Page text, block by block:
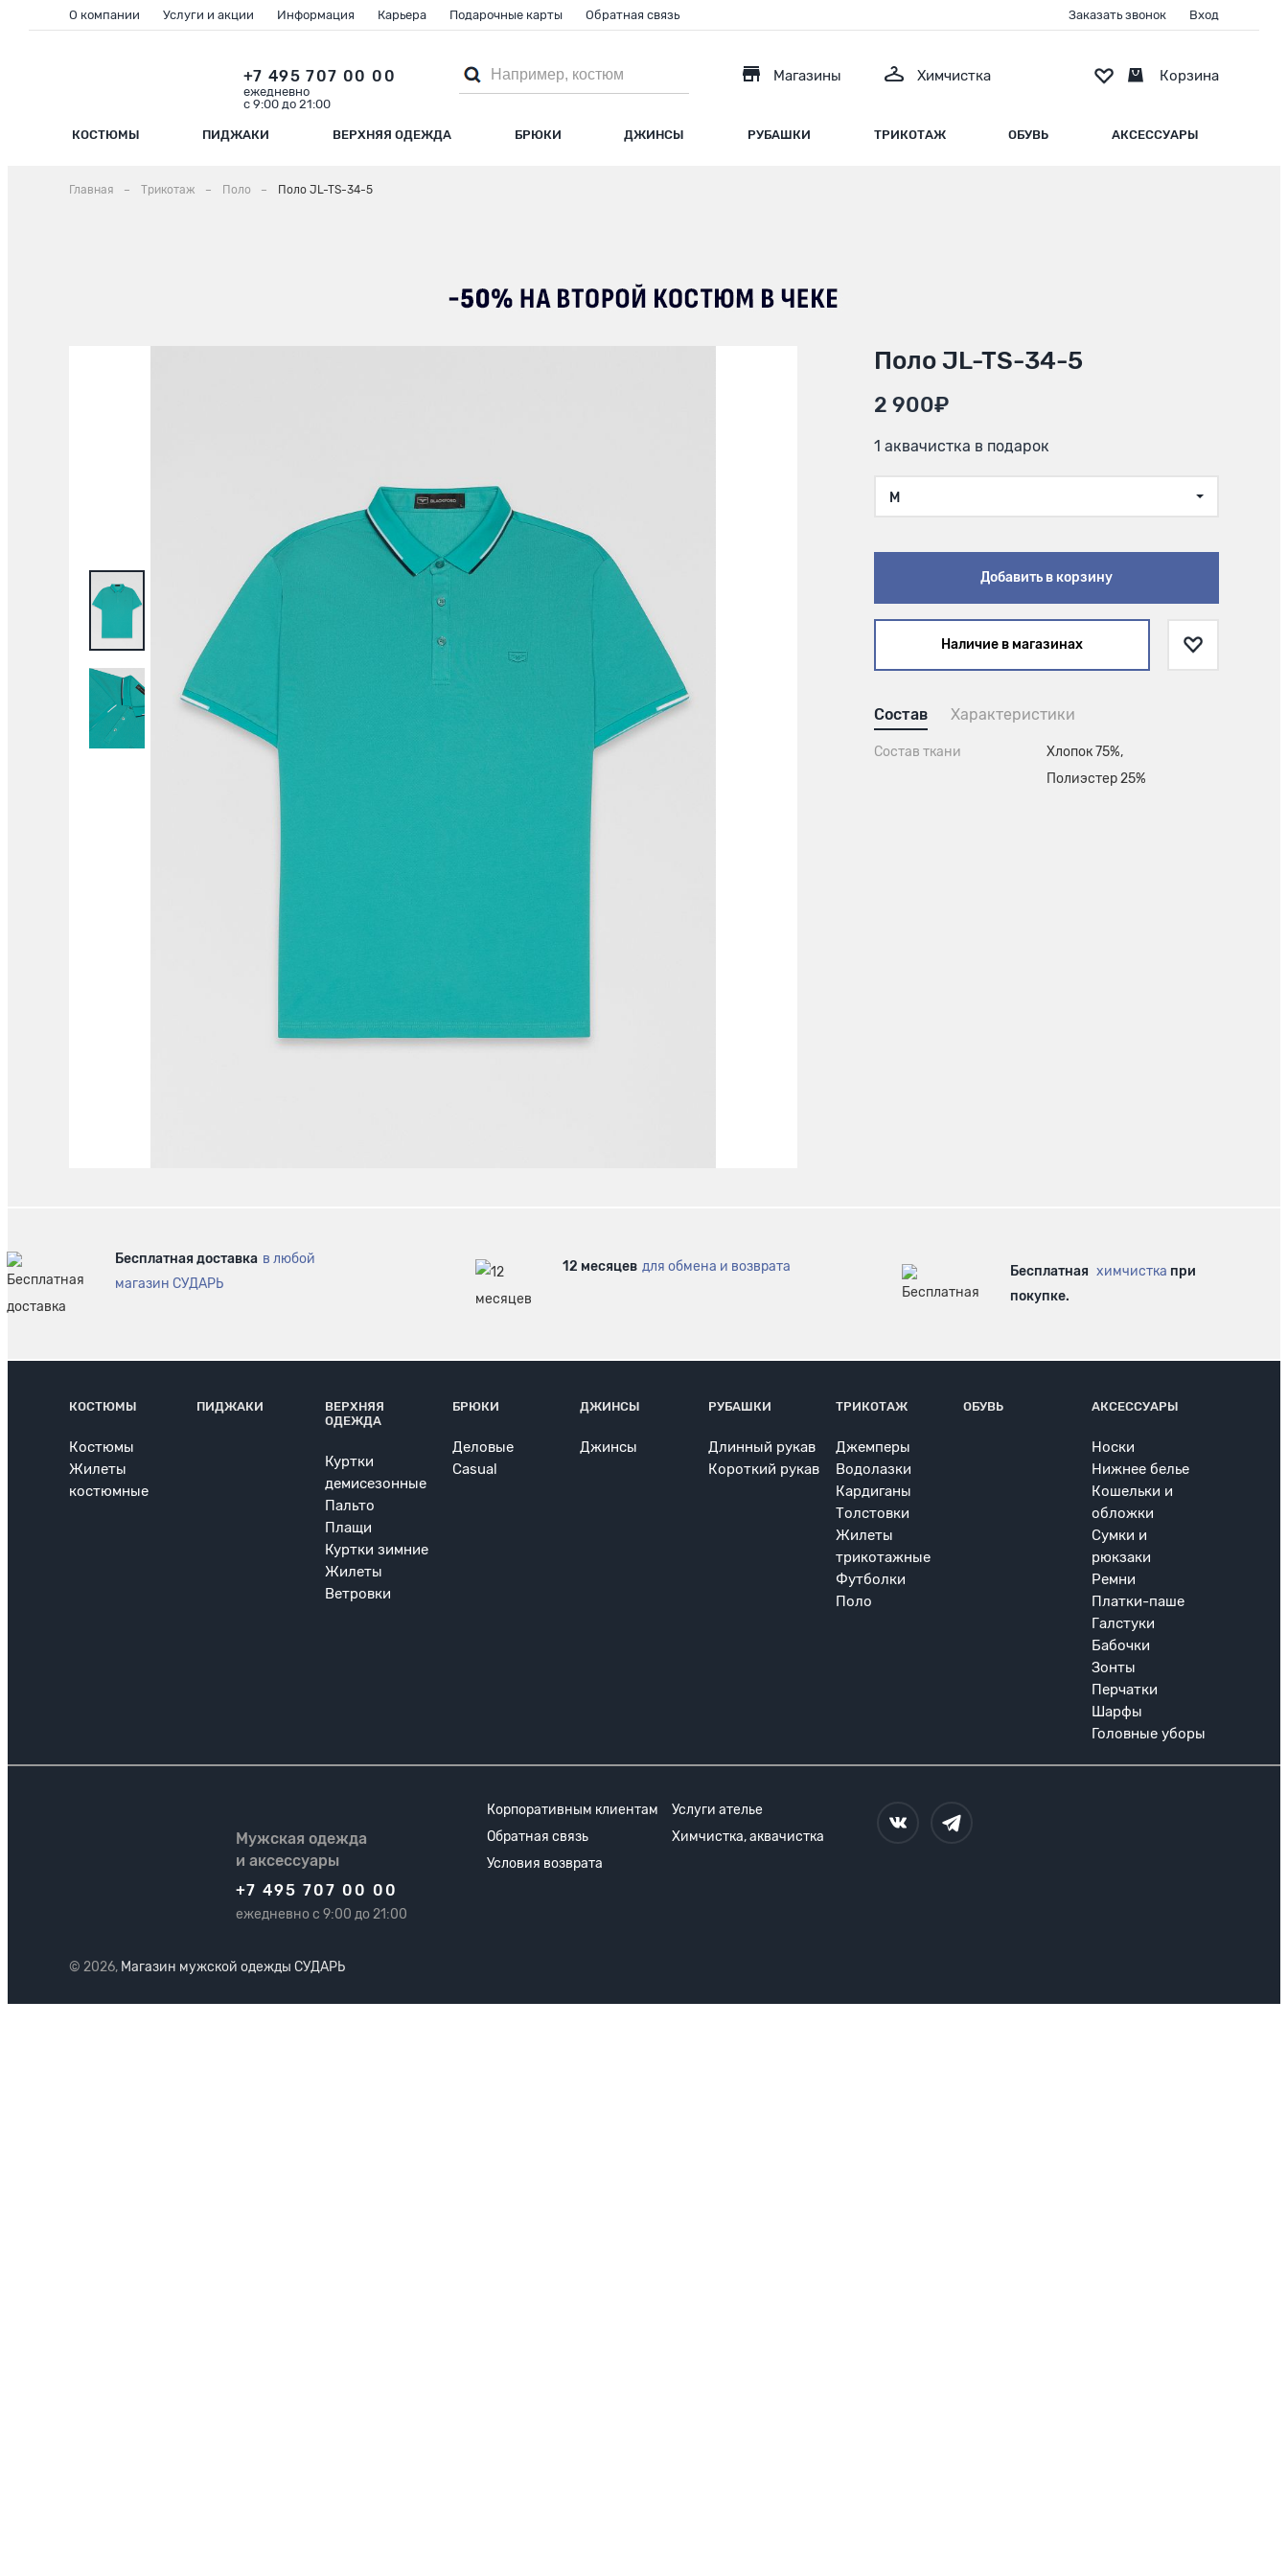
КОСТЮМЫ ПИДЖАКИ ВЕРХНЯЯ ОДЕЖДА БРЮКИ ДЖИНСЫ РУБАШКИ ТРИКОТАЖ ОБУВЬ АКСЕССУАРЫ
+7 495 707 00 00
ежедневно
с 9:00 до 21:00
Магазины Химчистка
О компании Услуги и акции Информация Карьера Подарочные карты Обратная связь Заказать звонок Вход
Корзина
Главная Трикотаж Поло Поло JL-TS-34-5
Поло JL-TS-34-5
2 900₽
1 аквачистка в подарок
M
Добавить в корзину
Наличие в магазинах
Состав Характеристики
Состав ткани
Хлопок 75%,
Полиэстер 25%
Бесплатная доставка в любой
магазин СУДАРЬ
12 месяцев для обмена и возврата Бесплатная химчистка при
покупке.
КОСТЮМЫ
Костюмы
Жилеты
костюмные
ПИДЖАКИ
ВЕРХНЯЯ
ОДЕЖДА
Куртки
демисезонные
Пальто
Плащи
Куртки зимние
Жилеты
Ветровки
БРЮКИ
Деловые
Casual
ДЖИНСЫ
Джинсы
РУБАШКИ
Длинный рукав
Короткий рукав
ТРИКОТАЖ
Джемперы
Водолазки
Кардиганы
Толстовки
Жилеты
трикотажные
Футболки
Поло
ОБУВЬ АКСЕССУАРЫ
Носки
Нижнее белье
Кошельки и
обложки
Сумки и
рюкзаки
Ремни
Платки-паше
Галстуки
Бабочки
Зонты
Перчатки
Шарфы
Головные уборы
Мужская одежда
и аксессуары
+7 495 707 00 00
ежедневно с 9:00 до 21:00
Корпоративным клиентам
Услуги ателье
Обратная связь
Химчистка, аквачистка
Условия возврата
© 2026, Магазин мужской одежды СУДАРЬ